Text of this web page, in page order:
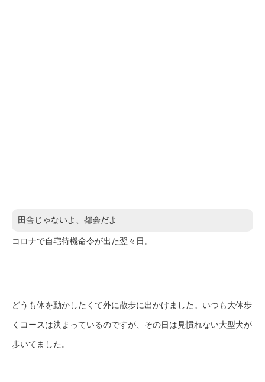
田舎じゃないよ、都会だよ
コロナで自宅待機命令が出た翌々日。
どうも体を動かしたくて外に散歩に出かけました。いつも大体歩
くコースは決まっているのですが、その日は見慣れない大型犬が
歩いてました。